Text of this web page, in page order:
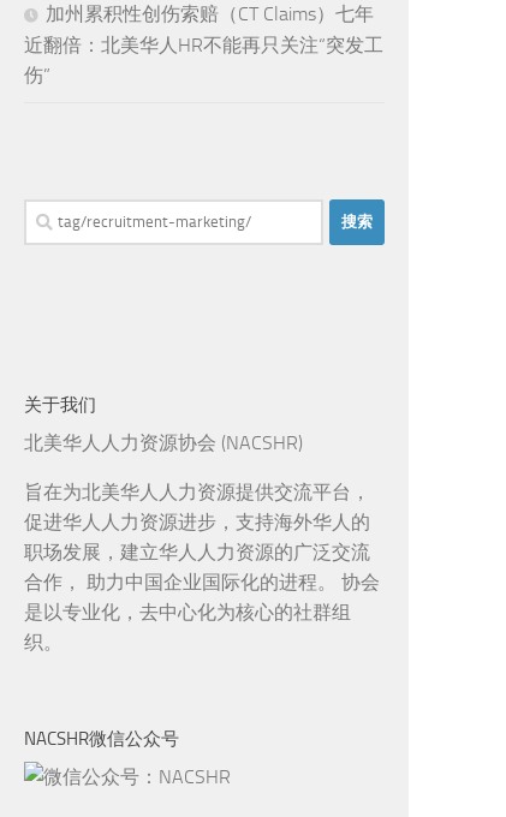
加州累积性创伤索赔（CT Claims）七年
近翻倍：北美华人HR不能再只关注“突发工
伤”
搜
索：
关于我们
北美华人人力资源协会 (NACSHR)
旨在为北美华人人力资源提供交流平台，
促进华人人力资源进步，支持海外华人的
职场发展，建立华人人力资源的广泛交流
合作， 助力中国企业国际化的进程。 协会
是以专业化，去中心化为核心的社群组
织。
NACSHR微信公众号